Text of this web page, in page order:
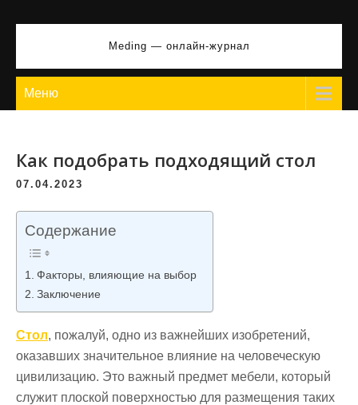
Meding — онлайн-журнал
Меню
Как подобрать подходящий стол
07.04.2023
Содержание
Факторы, влияющие на выбор
Заключение
Стол, пожалуй, одно из важнейших изобретений,
оказавших значительное влияние на человеческую
цивилизацию. Это важный предмет мебели, который
служит плоской поверхностью для размещения таких